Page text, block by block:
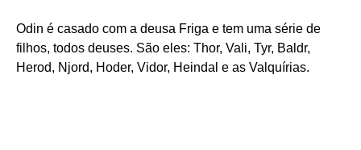
Odin é casado com a deusa Friga e tem uma série de
filhos, todos deuses. São eles: Thor, Vali, Tyr, Baldr,
Herod, Njord, Hoder, Vidor, Heindal e as Valquírias.